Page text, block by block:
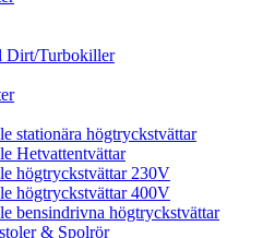
Dirt/Turbokiller
stationära högtryckstvättar
Hetvattentvättar
högtryckstvättar 230V
högtryckstvättar 400V
bensindrivna högtryckstvättar
& Spolrör